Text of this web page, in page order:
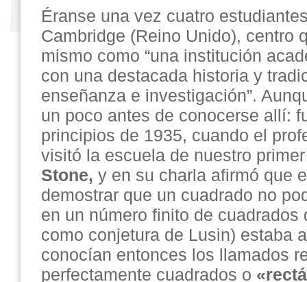
Éranse una vez cuatro
Cambridge (Reino Unido), centro
mismo como “una institución
con una destacada historia y
enseñanza e investigación”.
un poco antes de conocerse allí:
principios de 1935, cuando el
visitó la escuela de nuestro
Stone, y en su charla afirmó que
demostrar que un cuadrado no
en un número finito de cuadrados
como conjetura de Lusin) estaba
conocían entonces los llamados
perfectamente cuadrados o